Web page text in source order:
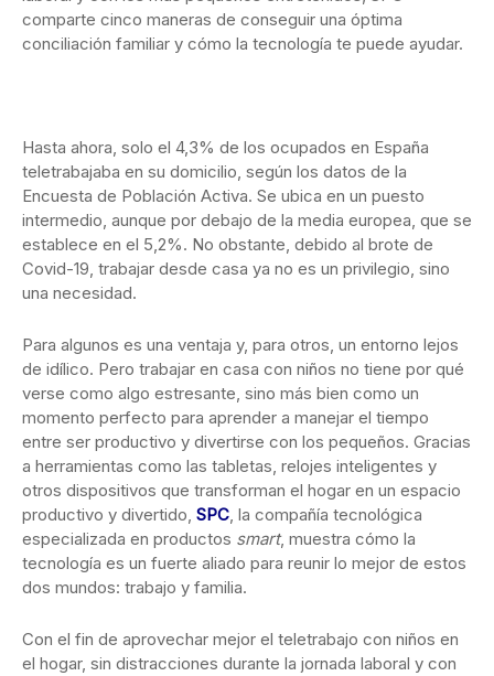
comparte cinco maneras de conseguir una óptima
conciliación familiar y cómo la tecnología te puede ayudar.
Hasta ahora, solo el 4,3% de los ocupados en España
teletrabajaba en su domicilio, según los datos de la
Encuesta de Población Activa. Se ubica en un puesto
intermedio, aunque por debajo de la media europea, que se
establece en el 5,2%. No obstante, debido al brote de
Covid-19, trabajar desde casa ya no es un privilegio, sino
una necesidad.
Para algunos es una ventaja y, para otros, un entorno lejos
de idílico. Pero trabajar en casa con niños no tiene por qué
verse como algo estresante, sino más bien como un
momento perfecto para aprender a manejar el tiempo
entre ser productivo y divertirse con los pequeños. Gracias
a herramientas como las tabletas, relojes inteligentes y
otros dispositivos que transforman el hogar en un espacio
productivo y divertido, SPC, la compañía tecnológica
especializada en productos smart, muestra cómo la
tecnología es un fuerte aliado para reunir lo mejor de estos
dos mundos: trabajo y familia.
Con el fin de aprovechar mejor el teletrabajo con niños en
el hogar, sin distracciones durante la jornada laboral y con